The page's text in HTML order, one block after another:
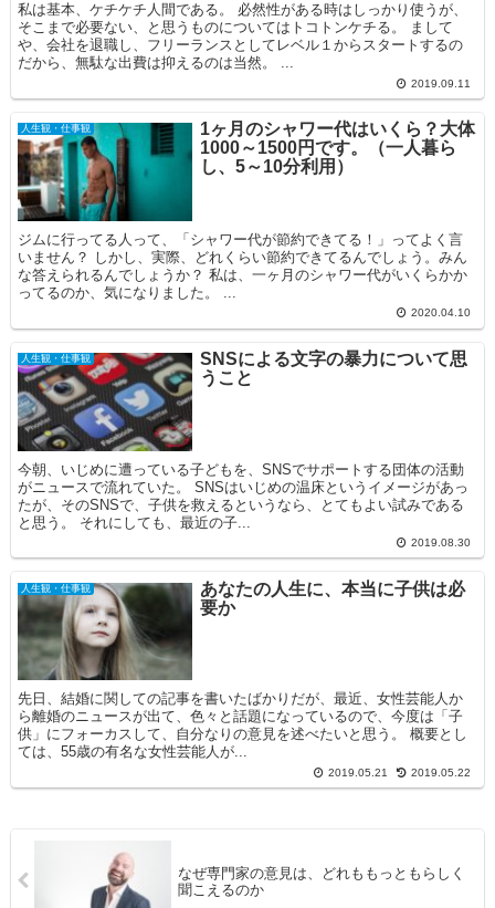
私は基本、ケチケチ人間である。 必然性がある時はしっかり使うが、
そこまで必要ない、と思うものについてはトコトンケチる。 まして
や、会社を退職し、フリーランスとしてレベル１からスタートするの
だから、無駄な出費は抑えるのは当然。 ...
2019.09.11
人生観・仕事観
1ヶ月のシャワー代はいくら？大体
1000～1500円です。（一人暮ら
し、5～10分利用）
ジムに行ってる人って、「シャワー代が節約できてる！」ってよく言
いません？ しかし、実際、どれくらい節約できてるんでしょう。みん
な答えられるんでしょうか？ 私は、一ヶ月のシャワー代がいくらかか
ってるのか、気になりました。 ...
2020.04.10
人生観・仕事観
SNSによる文字の暴力について思
うこと
今朝、いじめに遭っている子どもを、SNSでサポートする団体の活動
がニュースで流れていた。 SNSはいじめの温床というイメージがあっ
たが、そのSNSで、子供を救えるというなら、とてもよい試みである
と思う。 それにしても、最近の子...
2019.08.30
人生観・仕事観
あなたの人生に、本当に子供は必
要か
先日、結婚に関しての記事を書いたばかりだが、最近、女性芸能人か
ら離婚のニュースが出て、色々と話題になっているので、今度は「子
供」にフォーカスして、自分なりの意見を述べたいと思う。 概要とし
ては、55歳の有名な女性芸能人が...
2019.05.21 2019.05.22
なぜ専門家の意見は、どれももっともらしく
聞こえるのか